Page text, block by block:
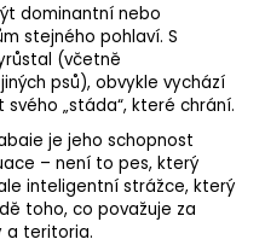
dominantní nebo
stejného pohlaví. S
(včetně
psů), obvykle vychází
„stáda“, které chrání.
je jeho schopnost
– není to pes, který
inteligentní strážce, který
toho, co považuje za
a teritoria.